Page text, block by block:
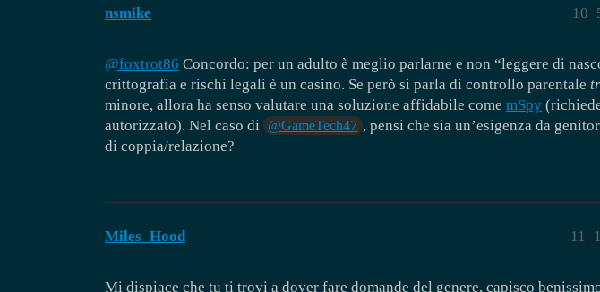
nsmike 10
@foxtrot86 Concordo: per un adulto è meglio parlarne e non “leggere di
crittografia e rischi legali è un casino. Se però si parla di controllo parentale
minore, allora ha senso valutare una soluzione affidabile come mSpy
autorizzato). Nel caso di @GameTech47 , pensi che sia un’esigenza da
di coppia/relazione?
Miles_Hood 11
Mi dispiace che tu ti trovi a dover fare domande del genere, capisco